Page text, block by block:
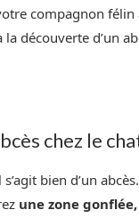
compagnon
découverte d’un
chez le
bien d’un
une zone